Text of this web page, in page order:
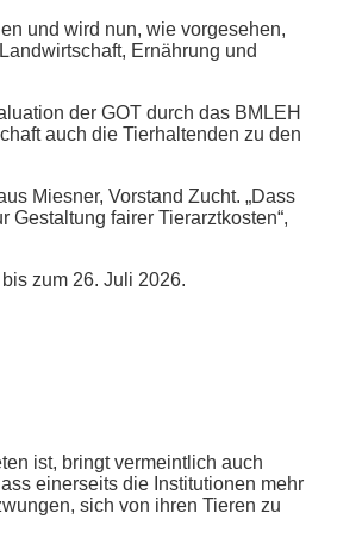
und wird nun, wie vorgesehen,
Ernährung und
der GOT durch das BMLEH
auch die Tierhaltenden zu den
Miesner, Vorstand Zucht. „Dass
fairer Tierarztkosten“,
zum 26. Juli 2026.
ist, bringt vermeintlich auch
einerseits die Institutionen mehr
sich von ihren Tieren zu